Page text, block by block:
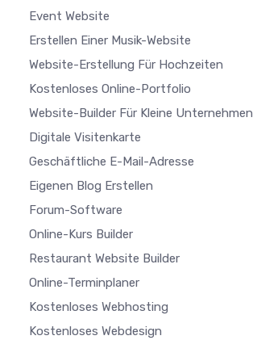
Event Website
Erstellen Einer Musik-Website
Website-Erstellung Für Hochzeiten
Kostenloses Online-Portfolio
Website-Builder Für Kleine Unternehmen
Digitale Visitenkarte
Geschäftliche E-Mail-Adresse
Eigenen Blog Erstellen
Forum-Software
Online-Kurs Builder
Restaurant Website Builder
Online-Terminplaner
Kostenloses Webhosting
Kostenloses Webdesign